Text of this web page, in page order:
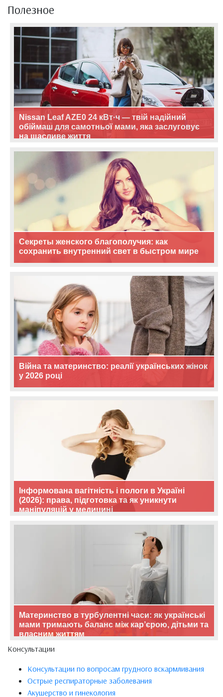
Полезное
Nissan Leaf AZE0 24 кВт·ч — твій надійний
обіймаш для самотньої мами, яка заслуговує
на щасливе життя
Секреты женского благополучия: как
сохранить внутренний свет в быстром мире
Війна та материнство: реалії українських жінок
у 2026 році
Інформована вагітність і пологи в Україні
(2026): права, підготовка та як уникнути
маніпуляцій у медицині
Материнство в турбулентні часи: як українські
мами тримають баланс між кар’єрою, дітьми та
власним життям
Консультации
Консультации по вопросам грудного вскармливания
Острые респираторные заболевания
Акушерство и гинекология